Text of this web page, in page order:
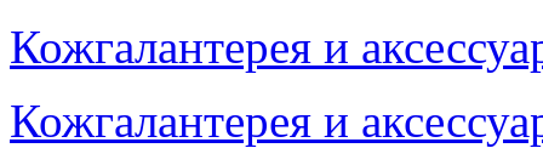
Кожгалантерея и
Кожгалантерея и